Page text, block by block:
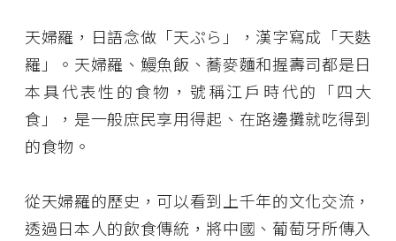
天婦羅，日語念做「天ぷら」，漢字寫成「天麩
羅」。天婦羅、鰻魚飯、蕎麥麵和握壽司都是日
本具代表性的食物，號稱江戶時代的「四大
食」，是一般庶民享用得起、在路邊攤就吃得到
的食物。
從天婦羅的歷史，可以看到上千年的文化交流，
透過日本人的飲食傳統，將中國、葡萄牙所傳入